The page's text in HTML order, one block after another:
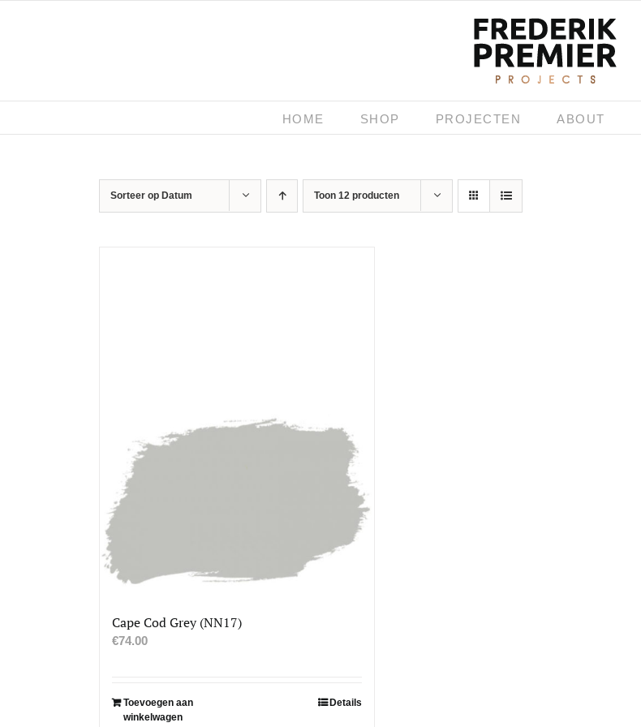
HOME SHOP PROJECTEN ABOUT
Sorteer op Datum Toon 12 producten
Cape Cod Grey (NN17)
€74.00
Toevoegen aan
winkelwagen
Details